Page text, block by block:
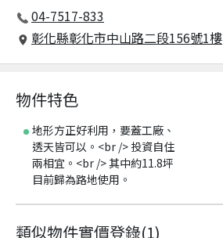
04-7517-833
彰化縣彰化市中山路二段156號1樓
物件特色
地形方正好利用，要蓋工廠、
透天皆可以。<br /> 投資自住
兩相宜。<br /> 其中約11.8坪
目前歸為路地使用。
類似物件實價登錄(1)